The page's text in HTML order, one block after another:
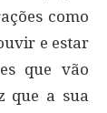
como
e estar
que vão
que a sua